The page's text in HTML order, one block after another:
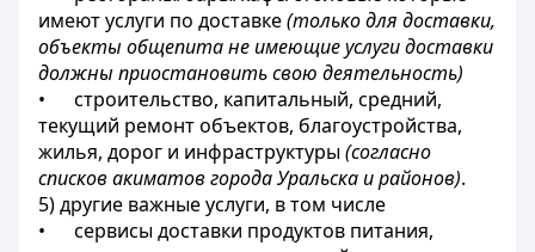
имеют услуги по доставке(только для доставки,
объекты общепита не имеющие услуги доставки
должны приостановить свою деятельность)
• строительство, капитальный, средний,
текущий ремонт объектов, благоустройства,
жилья, дорог и инфраструктуры(согласно
списков акиматов города Уральска и районов).
5) другие важные услуги, в том числе
• сервисы доставки продуктов питания,